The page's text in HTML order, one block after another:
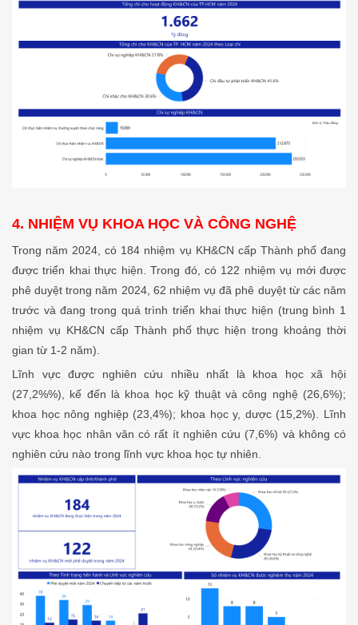
4. NHIỆM VỤ KHOA HỌC VÀ CÔNG NGHỆ
Trong năm 2024, có 184 nhiệm vụ KH&CN cấp Thành phố đang
được triển khai thực hiện. Trong đó, có 122 nhiệm vụ mới được
phê duyệt trong năm 2024, 62 nhiệm vụ đã phê duyệt từ các năm
trước và đang trong quá trình triển khai thực hiện (trung bình 1
nhiệm vụ KH&CN cấp Thành phố thực hiện trong khoảng thời
gian từ 1-2 năm).
Lĩnh vực được nghiên cứu nhiều nhất là khoa học xã hội
(27,2%%), kế đến là khoa học kỹ thuật và công nghệ (26,6%);
khoa học nông nghiệp (23,4%); khoa học y, dược (15,2%). Lĩnh
vực khoa học nhân văn có rất ít nghiên cứu (7,6%) và không có
nghiên cứu nào trong lĩnh vực khoa học tự nhiên.